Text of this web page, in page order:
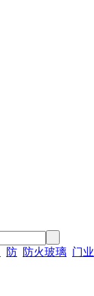
防 防火玻璃 门业